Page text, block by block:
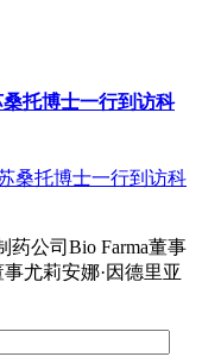
托博士一行到访科
药公司Bio Farma董事
尤莉安娜·因德里亚